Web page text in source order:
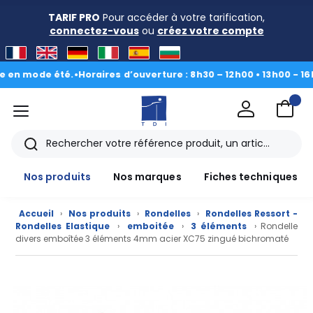
TARIF PRO Pour accéder à votre tarification,
connectez-vousou créez votre compte
été.•Horaires d’ouverture : 8h30 – 12h00 • 13h00 - 16h30|
menu
Rechercher
Nos produits
Nos marques Fiches techniques
Accueil › Nos produits › Rondelles › Rondelles Ressort -
Rondelles Elastique
› emboitée › 3 éléments
› Rondelle
divers emboîtée 3 éléments 4mm acier XC75 zingué bichromaté